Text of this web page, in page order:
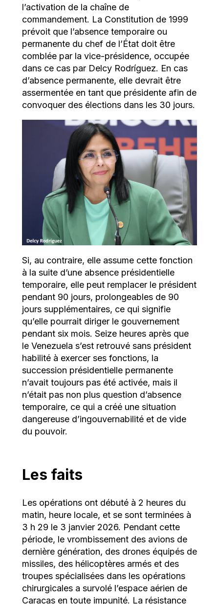
l’activation de la chaîne de
commandement. La Constitution de 1999
prévoit que l’absence temporaire ou
permanente du chef de l’État doit être
comblée par la vice-présidence, occupée
dans ce cas par Delcy Rodríguez. En cas
d’absence permanente, elle devrait être
assermentée en tant que présidente afin de
convoquer des élections dans les 30 jours.
Si, au contraire, elle assume cette fonction
à la suite d’une absence présidentielle
temporaire, elle peut remplacer le président
pendant 90 jours, prolongeables de 90
jours supplémentaires, ce qui signifie
qu’elle pourrait diriger le gouvernement
pendant six mois. Seize heures après que
le Venezuela s’est retrouvé sans président
habilité à exercer ses fonctions, la
succession présidentielle permanente
n’avait toujours pas été activée, mais il
n’était pas non plus question d’absence
temporaire, ce qui a créé une situation
dangereuse d’ingouvernabilité et de vide
du pouvoir.
Les faits
Les opérations ont débuté à 2 heures du
matin, heure locale, et se sont terminées à
3 h 29 le 3 janvier 2026. Pendant cette
période, le vrombissement des avions de
dernière génération, des drones équipés de
missiles, des hélicoptères armés et des
troupes spécialisées dans les opérations
chirurgicales a survolé l’espace aérien de
Caracas en toute impunité. La résistance